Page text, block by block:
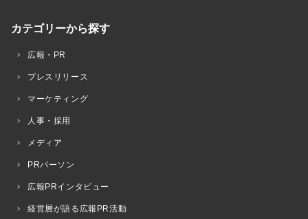
カテゴリーから探す
広報・PR
プレスリリース
マーケティング
人事・採用
メディア
PRパーソン
広報PRインタビュー
経営層が語る広報PR活動